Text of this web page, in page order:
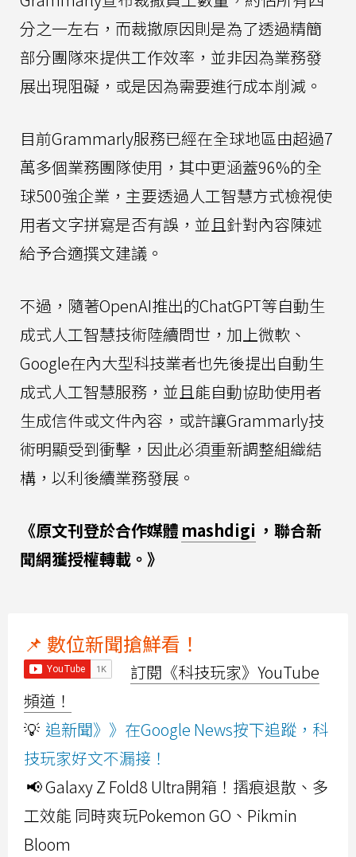
分之一左右，而裁撤原因則是為了透過精簡
部分團隊來提供工作效率，並非因為業務發
展出現阻礙，或是因為需要進行成本削減。
目前Grammarly服務已經在全球地區由超過7
萬多個業務團隊使用，其中更涵蓋96%的全
球500強企業，主要透過人工智慧方式檢視使
用者文字拼寫是否有誤，並且針對內容陳述
給予合適撰文建議。
不過，隨著OpenAI推出的ChatGPT等自動生
成式人工智慧技術陸續問世，加上微軟、
Google在內大型科技業者也先後提出自動生
成式人工智慧服務，並且能自動協助使用者
生成信件或文件內容，或許讓Grammarly技
術明顯受到衝擊，因此必須重新調整組織結
構，以利後續業務發展。
《原文刊登於合作媒體 mashdigi ，聯合新
聞網獲授權轉載。》
📌 數位新聞搶鮮看！
訂閱《科技玩家》YouTube
頻道！
💡 追新聞》》在Google News按下追蹤，科
技玩家好文不漏接！
📢 Galaxy Z Fold8 Ultra開箱！摺痕退散、多
工效能 同時爽玩Pokemon GO、Pikmin
Bloom